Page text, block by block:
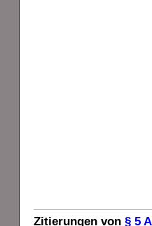
Zitierungen von § 5